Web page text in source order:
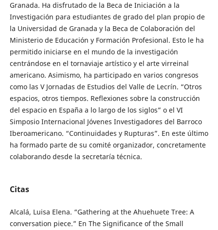
Granada. Ha disfrutado de la Beca de Iniciación a la
Investigación para estudiantes de grado del plan propio de
la Universidad de Granada y la Beca de Colaboración del
Ministerio de Educación y Formación Profesional. Esto le ha
permitido iniciarse en el mundo de la investigación
centrándose en el tornaviaje artístico y el arte virreinal
americano. Asimismo, ha participado en varios congresos
como las V Jornadas de Estudios del Valle de Lecrín. “Otros
espacios, otros tiempos. Reflexiones sobre la construcción
del espacio en España a lo largo de los siglos” o el VI
Simposio Internacional Jóvenes Investigadores del Barroco
Iberoamericano. “Continuidades y Rupturas”. En este último
ha formado parte de su comité organizador, concretamente
colaborando desde la secretaría técnica.
Citas
Alcalá, Luisa Elena. “Gathering at the Ahuehuete Tree: A
conversation piece.” En The Significance of the Small